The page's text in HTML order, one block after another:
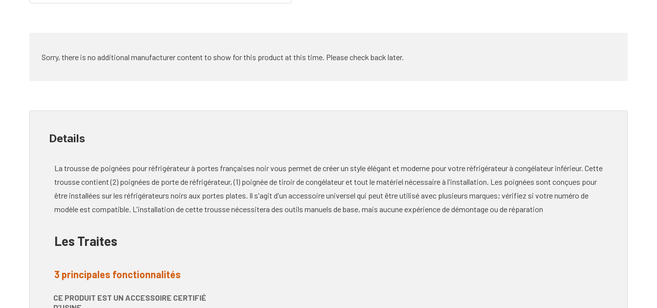
Sorry, there is no additional manufacturer content to show for this product at this time. Please check back later.
Details
La trousse de poignées pour réfrigérateur à portes françaises noir vous permet de créer un style élégant et moderne pour votre réfrigérateur à congélateur inférieur. Cette
trousse contient (2) poignées de porte de réfrigérateur, (1) poignée de tiroir de congélateur et tout le matériel nécessaire à l'installation. Les poignées sont conçues pour
être installées sur les réfrigérateurs noirs aux portes plates. Il s'agit d'un accessoire universel qui peut être utilisé avec plusieurs marques; vérifiez si votre numéro de
modèle est compatible. L'installation de cette trousse nécessitera des outils manuels de base, mais aucune expérience de démontage ou de réparation
Les Traites
3 principales fonctionnalités
CE PRODUIT EST UN ACCESSOIRE CERTIFIÉ